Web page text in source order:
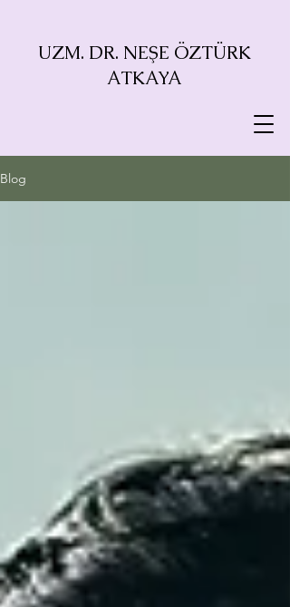
UZM. DR. NEŞE ÖZTÜRK
ATKAYA
Blog